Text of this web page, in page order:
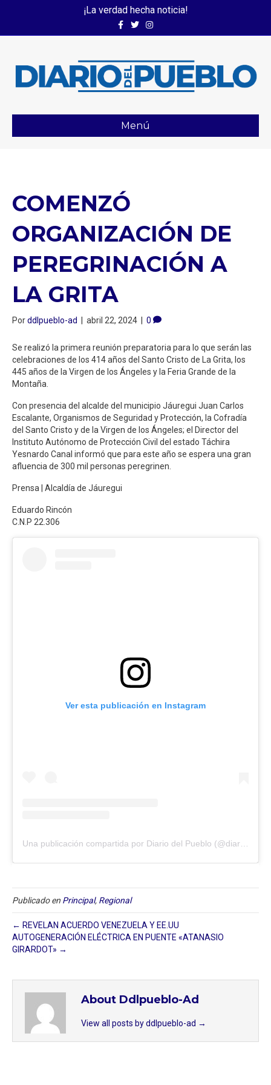
¡La verdad hecha noticia!
FacebookTwitterInstagram
Menú
COMENZÓ
ORGANIZACIÓN DE
PEREGRINACIÓN A
LA GRITA
Porddlpueblo-ad | abril 22, 2024 | 0
Se realizó la primera reunión preparatoria para lo que serán las
celebraciones de los 414 años del Santo Cristo de La Grita, los
445 años de la Virgen de los Ángeles y la Feria Grande de la
Montaña.
Con presencia del alcalde del municipio Jáuregui Juan Carlos
Escalante, Organismos de Seguridad y Protección, la Cofradía
del Santo Cristo y de la Virgen de los Ángeles; el Director del
Instituto Autónomo de Protección Civil del estado Táchira
Yesnardo Canal informó que para este año se espera una gran
afluencia de 300 mil personas peregrinen.
Prensa | Alcaldía de Jáuregui
Eduardo Rincón
C.N.P 22.306
Ver esta publicación en Instagram
Publicado en Principal, Regional
← REVELAN ACUERDO VENEZUELA Y EE.UU
AUTOGENERACIÓN ELÉCTRICA EN PUENTE «ATANASIO
GIRARDOT» →
About Ddlpueblo-Ad
View all posts by ddlpueblo-ad →